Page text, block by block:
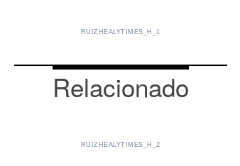
RUIZHEALYTIMES_H_1
Relacionado
RUIZHEALYTIMES_H_2